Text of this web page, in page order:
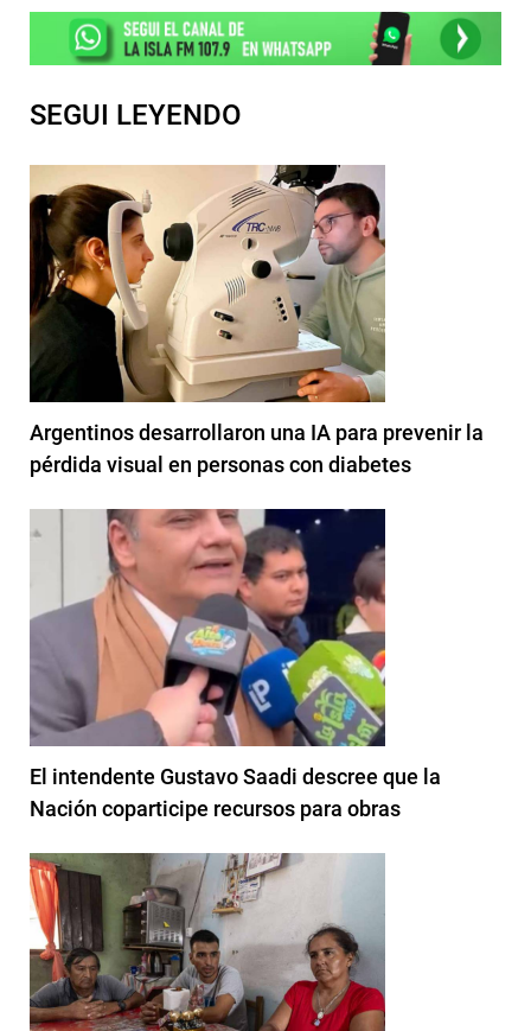
SEGUI LEYENDO
Argentinos desarrollaron una IA para prevenir la
pérdida visual en personas con diabetes
El intendente Gustavo Saadi descree que la
Nación coparticipe recursos para obras